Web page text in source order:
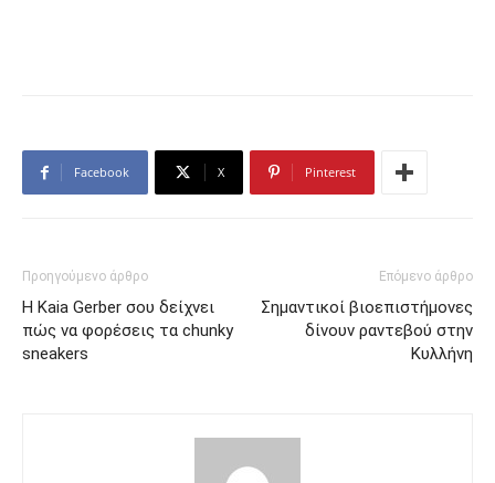
Facebook X Pinterest
Προηγούμενο άρθρο
H Kaia Gerber σου δείχνει
πώς να φορέσεις τα chunky
sneakers
Επόμενο άρθρο
Σημαντικοί βιοεπιστήμονες
δίνουν ραντεβού στην
Κυλλήνη